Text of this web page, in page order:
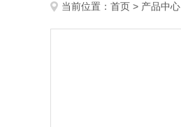
当前位置： 首页 > 产品中心